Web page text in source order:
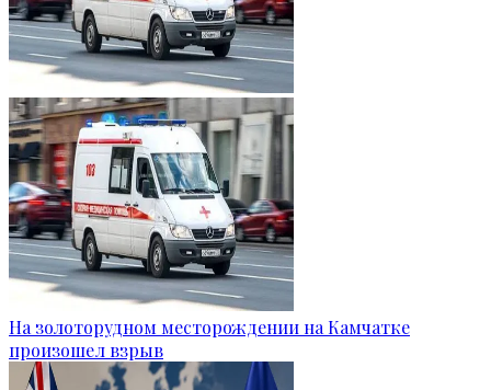
На золоторудном месторождении на Камчатке
произошел взрыв